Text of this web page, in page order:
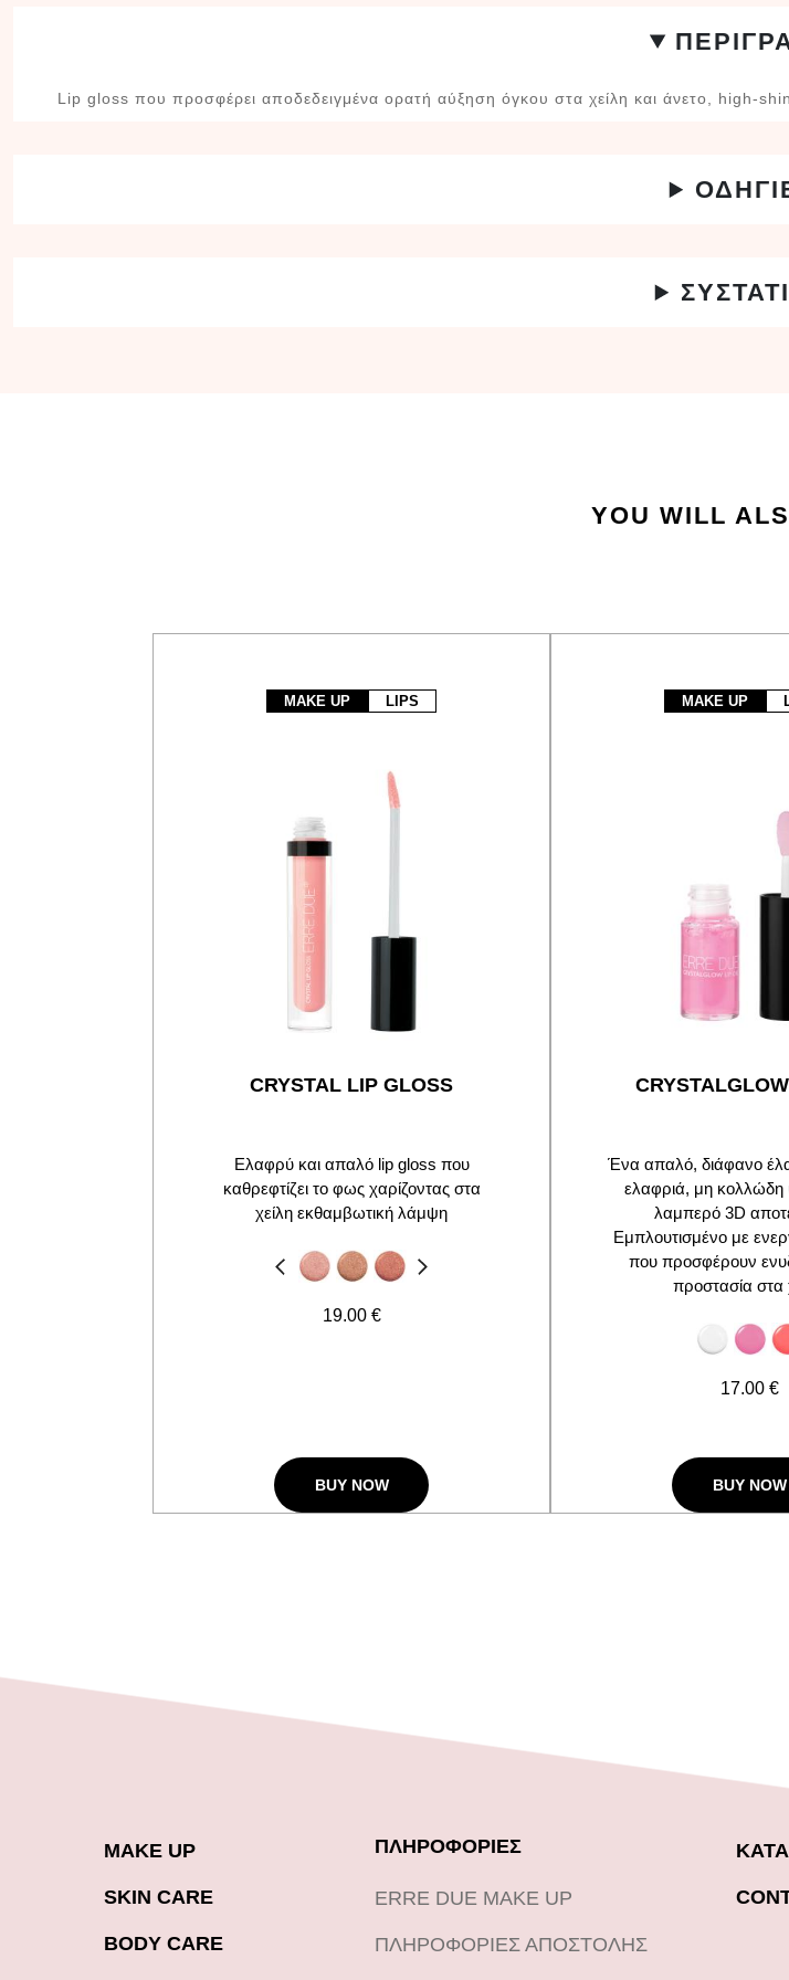
Lip gloss που προσφέρει αποδεδειγμένα ορατή αύξηση όγκου στα χείλη και άνετο, high-
YOU WILL
MAKE UP LIPS
CRYSTAL LIP GLOSS
Ελαφρύ και απαλό lip gloss που
καθρεφτίζει το φως χαρίζοντας στα
χείλη εκθαμβωτική λάμψη
Προηγούμενο Next
19.00 €
BUY NOW
MAKE UP
Ένα απαλό, διάφανο
ελαφριά, μη κολλώδη
λαμπερό 3D
Εμπλουτισμένο με
που προσφέρουν
προστασία στα
17.00 €
BUY NOW
MAKE UP
SKIN CARE
BODY CARE
ΠΛΗΡΟΦΟΡΙΕΣ
ERRE DUE MAKE UP
ΠΛΗΡΟΦΟΡΙΕΣ ΑΠΟΣΤΟΛΗΣ